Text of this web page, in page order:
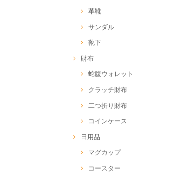
革靴
サンダル
靴下
財布
蛇腹ウォレット
クラッチ財布
二つ折り財布
コインケース
日用品
マグカップ
コースター